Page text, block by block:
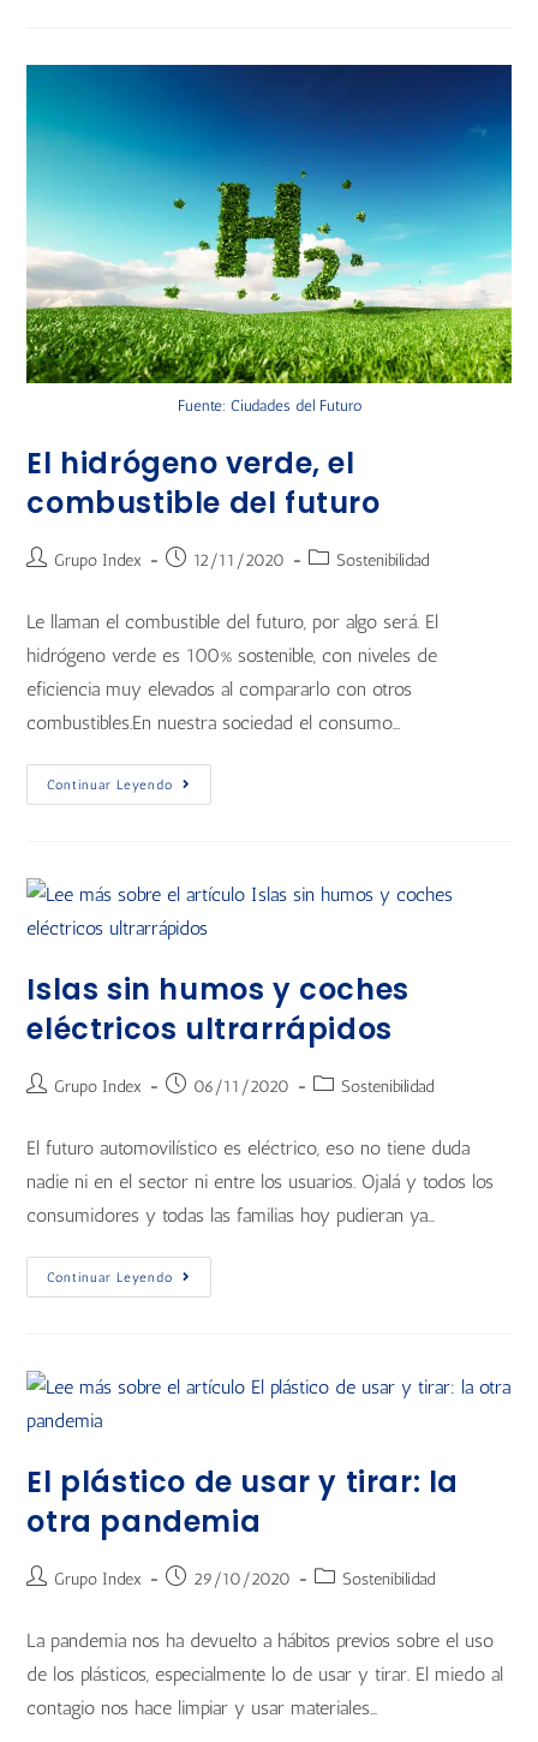
Fuente: Ciudades del Futuro
El hidrógeno verde, el
combustible del futuro
Grupo Index 12/11/2020 Sostenibilidad
Le llaman el combustible del futuro, por algo será. El
hidrógeno verde es 100% sostenible, con niveles de
eficiencia muy elevados al compararlo con otros
combustibles.En nuestra sociedad el consumo…
Continuar Leyendo
Islas sin humos y coches
eléctricos ultrarrápidos
Grupo Index 06/11/2020 Sostenibilidad
El futuro automovilístico es eléctrico, eso no tiene duda
nadie ni en el sector ni entre los usuarios. Ojalá y todos los
consumidores y todas las familias hoy pudieran ya…
Continuar Leyendo
El plástico de usar y tirar: la
otra pandemia
Grupo Index 29/10/2020 Sostenibilidad
La pandemia nos ha devuelto a hábitos previos sobre el uso
de los plásticos, especialmente lo de usar y tirar. El miedo al
contagio nos hace limpiar y usar materiales…